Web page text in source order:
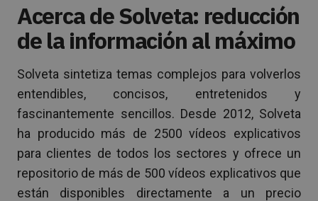
Acerca de Solveta: reducción
de la información al máximo
Solveta sintetiza temas complejos para volverlos
entendibles, concisos, entretenidos y
fascinantemente sencillos. Desde 2012, Solveta
ha producido más de 2500 vídeos explicativos
para clientes de todos los sectores y ofrece un
repositorio de más de 500 vídeos explicativos que
están disponibles directamente a un precio